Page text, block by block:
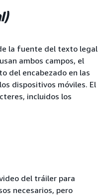
la fuente del texto legal
ambos campos, el
del encabezado en las
dispositivos móviles. El
incluidos los
del tráiler para
necesarios, pero